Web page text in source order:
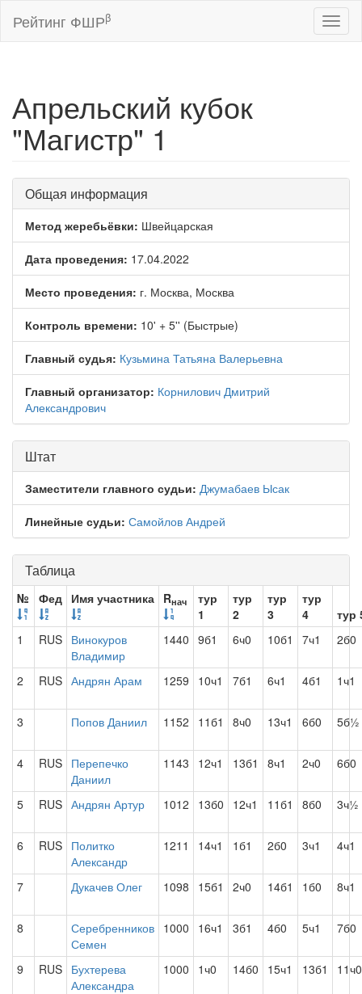
Рейтинг ФШРβ
Апрельский кубок
"Магистр" 1
Общая информация
Метод жеребьёвки: Швейцарская
Дата проведения: 17.04.2022
Место проведения: г. Москва, Москва
Контроль времени: 10' + 5'' (Быстрые)
Главный судья: Кузьмина Татьяна Валерьевна
Главный организатор: Корнилович Дмитрий
Александрович
Штат
Заместители главного судьи: Джумабаев Ысак
Линейные судьи: Самойлов Андрей
Таблица
№ Фед Имя участника Rнач
тур
1
тур
2
тур
3
тур
4
тур
1
RUS Винокуров
Владимир
1440 9б1 6ч0 10б1 7ч1 2б0
2 RUS Андрян Арам 1259 10ч1 7б1 6ч1 4б1 1ч1
3 Попов Даниил 1152 11б1 8ч0 13ч1 6б0 5б½
4 RUS Перепечко
Даниил
1143 12ч1 13б1 8ч1 2ч0 6б0
5 RUS Андрян Артур 1012 13б0 12ч1 11б1 8б0 3ч½
6 RUS Политко
Александр
1211 14ч1 1б1 2б0 3ч1 4ч1
7 Дукачев Олег 1098 15б1 2ч0 14б1 1б0 8ч1
8
Серебренников
Семен
1000 16ч1 3б1 4б0 5ч1 7б0
9 RUS Бухтерева
Александра
1000 1ч0 14б0 15ч1 13б1 11ч0